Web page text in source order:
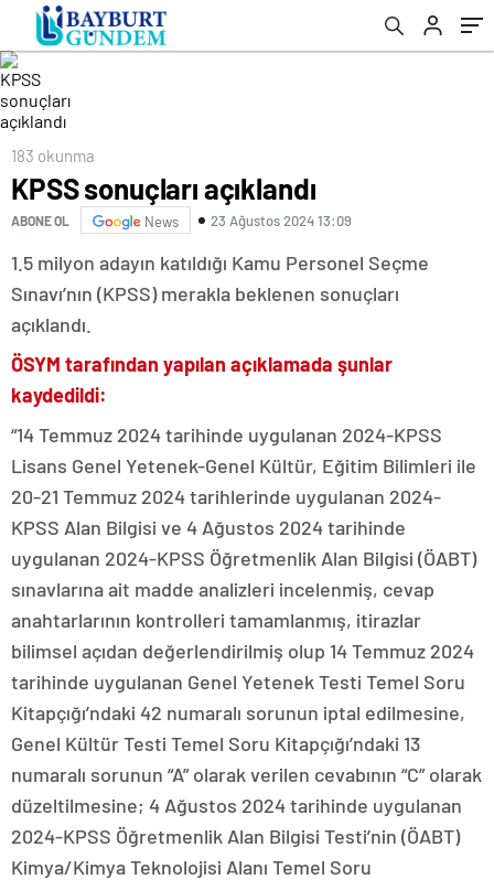
183 okunma
KPSS sonuçları açıklandı
ABONE OL News 23 Ağustos 2024 13:09
1.5 milyon adayın katıldığı Kamu Personel Seçme
Sınavı’nın (KPSS) merakla beklenen sonuçları
açıklandı.
ÖSYM tarafından yapılan açıklamada şunlar
kaydedildi:
“14 Temmuz 2024 tarihinde uygulanan 2024-KPSS
Lisans Genel Yetenek-Genel Kültür, Eğitim Bilimleri ile
20-21 Temmuz 2024 tarihlerinde uygulanan 2024-
KPSS Alan Bilgisi ve 4 Ağustos 2024 tarihinde
uygulanan 2024-KPSS Öğretmenlik Alan Bilgisi (ÖABT)
sınavlarına ait madde analizleri incelenmiş, cevap
anahtarlarının kontrolleri tamamlanmış, itirazlar
bilimsel açıdan değerlendirilmiş olup 14 Temmuz 2024
tarihinde uygulanan Genel Yetenek Testi Temel Soru
Kitapçığı’ndaki 42 numaralı sorunun iptal edilmesine,
Genel Kültür Testi Temel Soru Kitapçığı’ndaki 13
numaralı sorunun “A” olarak verilen cevabının “C” olarak
düzeltilmesine; 4 Ağustos 2024 tarihinde uygulanan
2024-KPSS Öğretmenlik Alan Bilgisi Testi’nin (ÖABT)
Kimya/Kimya Teknolojisi Alanı Temel Soru